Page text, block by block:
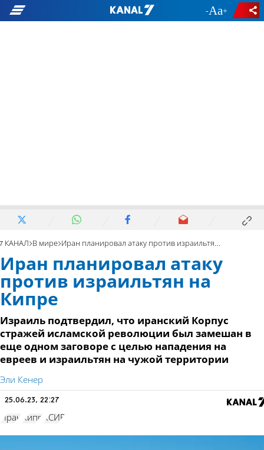
- +
7 КАНАЛ В мире Иран планировал атаку против израильтян на Кипре
Иран планировал атаку
против израильтян на
Кипре
Израиль подтвердил, что иранский Корпус
стражей исламской революции был замешан в
еще одном заговоре с целью нападения на
евреев и израильтян на чужой территории
Эли Кенер
25.06.23, 22:27
Иран Кипр КСИР